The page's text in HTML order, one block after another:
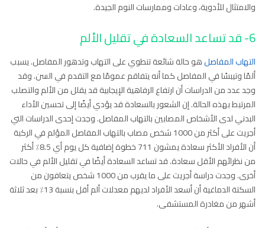
والامتثال للأدوية، وعادات وممارسات النوم الجيدة.
6- قد تساعد السعادة في تقليل الألم
التهاب المفاصلهو حالة شائعة تنطوي على التهاب وتدهور المفاصل. يسبب
ألمًا وتيبسًا في المفاصل كما أنه يتفاقم عمومًا مع التقدم في السن. وقد
وجد عدد من الدراسات أن ارتفاع الرفاهية الإيجابية قد يقلل من الألم والتصلب
المرتبط بهذه الحالة. إن الشعور بالسعادة قد يؤدي أيضًا إلى تحسين الأداء
البدني لدى الأشخاص المصابين بالتهاب المفاصل. وجدت إحدى الدراسات التي
أجريت على أكثر من 1000 شخص مصاب بالتهاب المفاصل المؤلم في الركبة
أن الأفراد الأكثر سعادة يمشون 711 خطوة إضافية كل يوم أي 8.5٪ أكثر
من نظرائهم الأقل سعادة. قد تساعد السعادة أيضًا في تقليل الألم في حالات
أخرى. وجدت دراسة أجريت على ما يقرب من 1000 شخص يتعافون من
السكتة الدماغية أن أسعد الأفراد لديهم معدلات ألم أقل بنسبة 13٪ بعد ثلاثة
أشهر من مغادرة المستشفى.